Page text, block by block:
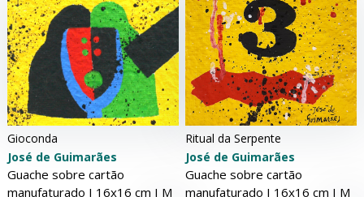
Gioconda
José de Guimarães
Guache sobre cartão
manufaturado Ι 16x16 cm Ι M
Ritual da Serpente
José de Guimarães
Guache sobre cartão
manufaturado Ι 16x16 cm Ι M